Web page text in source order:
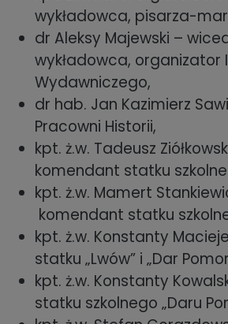
wykładowca, pisarza-
dr Aleksy Majewski –
wykładowca, organizator
Wydawniczego,
dr hab. Jan Kazimierz
Pracowni Historii,
kpt. ż.w. Tadeusz
komendant statku
kpt. ż.w. Mamert
komendant statku
kpt. ż.w. Konstanty
statku „Lwów” i „Dar
kpt. ż.w. Konstanty
statku szkolnego „Daru